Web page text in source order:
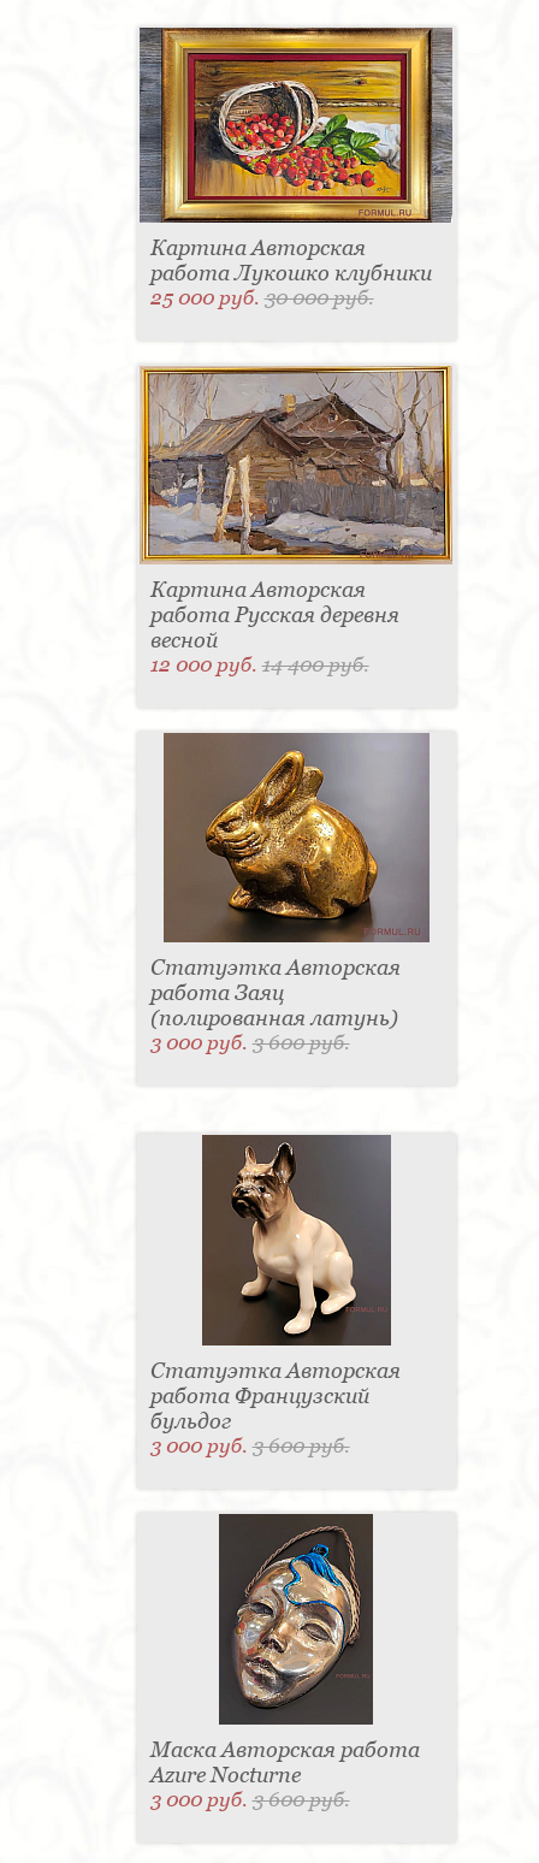
Картина Авторская
работа Лукошко клубники
25 000 руб.30 000 руб.
Картина Авторская
работа Русская деревня
весной
12 000 руб.14 400 руб.
Статуэтка Авторская
работа Заяц
(полированная латунь)
3 000 руб.3 600 руб.
Статуэтка Авторская
работа Французский
бульдог
3 000 руб.3 600 руб.
Маска Авторская работа
Azure Nocturne
3 000 руб.3 600 руб.